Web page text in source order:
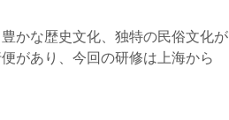
かな歴史文化、独特の民俗文化が
があり、今回の研修は上海から